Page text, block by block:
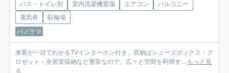
バス・トイレ別 室内洗濯機置場 エアコン
バルコニー
電気有
駐輪場
パノラマ
来客が一目でわかるTVインターホン付き。収納はシューズボックス・ク
ロゼット・全居室収納など豊富なので、広々と空間を利用す... もっと見
る